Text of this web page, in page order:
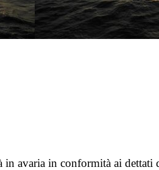
in avaria in conformità ai